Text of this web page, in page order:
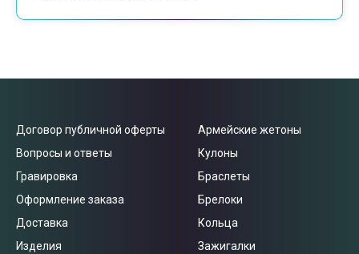
Договор публичной оферты
Вопросы и ответы
Гравировка
Оформление заказа
Доставка
Изделия
Армейские жетоны
Кулоны
Браслеты
Брелоки
Кольца
Зажигалки